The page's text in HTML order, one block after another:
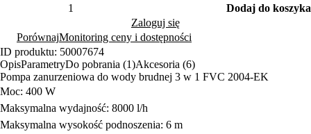
Dodaj do koszyka
Zaloguj się
PorównajMonitoring ceny i dostępności
ID produktu: 50007674
OpisParametryDo pobrania (1)Akcesoria (6)
Pompa zanurzeniowa do wody brudnej 3 w 1 FVC 2004-EK
Moc: 400 W
Maksymalna wydajność: 8000 l/h
Maksymalna wysokość podnoszenia: 6 m